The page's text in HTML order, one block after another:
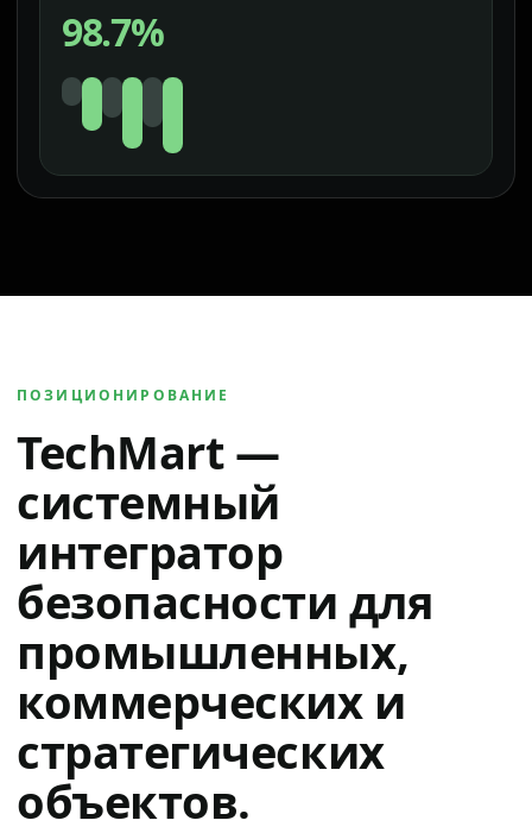
98.7%
ПОЗИЦИОНИРОВАНИЕ
TechMart —
системный
интегратор
безопасности для
промышленных,
коммерческих и
стратегических
объектов.